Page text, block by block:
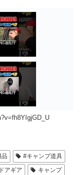
品
#キャンプ道具
アギア
キャンプ